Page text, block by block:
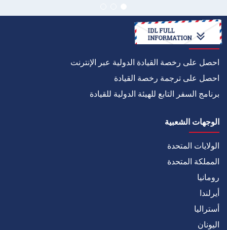
كيف
احصل على رخصة القيادة الدولية عبر الإنترنت
احصل على ترجمة رخصة القيادة
برنامج السفر التابع للهيئة الدولية للقيادة
الوجهات الشعبية
الولايات المتحدة
المملكة المتحدة
رومانيا
أيرلندا
أستراليا
اليونان